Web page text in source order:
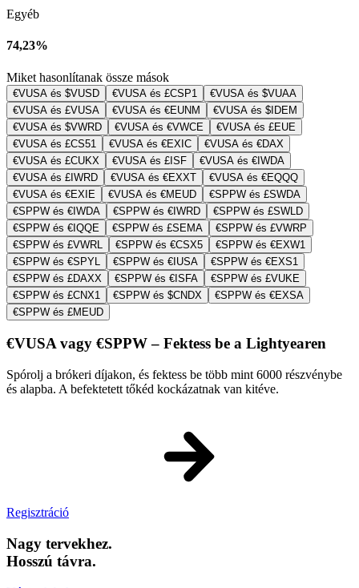
Egyéb
74,23%
Miket hasonlítanak össze mások
€VUSA és $VUSD €VUSA és £CSP1
€VUSA és $VUAA
€VUSA és £VUSA
€VUSA és €EUNM
€VUSA és $IDEM
€VUSA és $VWRD
€VUSA és €VWCE
€VUSA és £EUE
€VUSA és £CS51
€VUSA és €EXIC
€VUSA és €DAX
€VUSA és £CUKX
€VUSA és £ISF
€VUSA és €IWDA
€VUSA és £IWRD
€VUSA és €EXXT
€VUSA és €EQQQ
€VUSA és €EXIE
€VUSA és €MEUD
€SPPW és £SWDA
€SPPW és €IWDA
€SPPW és €IWRD
€SPPW és £SWLD
€SPPW és €IQQE
€SPPW és £SEMA
€SPPW és £VWRP
€SPPW és £VWRL
€SPPW és €CSX5
€SPPW és €EXW1
€SPPW és €SPYL
€SPPW és €IUSA
€SPPW és €EXS1
€SPPW és £DAXX
€SPPW és €ISFA
€SPPW és £VUKE
€SPPW és £CNX1
€SPPW és $CNDX
€SPPW és €EXSA
€SPPW és £MEUD
€VUSA vagy €SPPW – Fektess be a Lightyearen
Spórolj a brókeri díjakon, és fektess be több mint 6000 részvénybe
és alapba. A befektetett tőkéd kockázatnak van kitéve.
Regisztráció
Nagy tervekhez.
Hosszú távra.